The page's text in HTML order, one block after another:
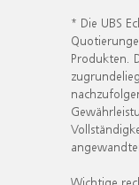
* Die UBS
Produkten.